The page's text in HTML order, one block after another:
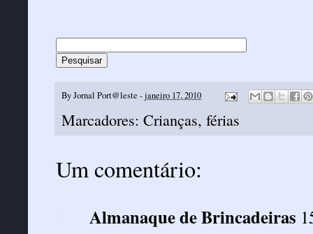
ByJornal Port@leste -janeiro 17, 2010
Marcadores: Crianças, férias
Um comentário:
Almanaque de Brincadeiras